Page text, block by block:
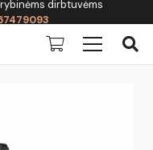
dirbtuvėms